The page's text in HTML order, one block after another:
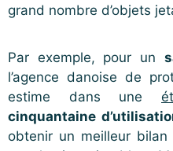
grand nombre d’objets
Par exemple, pour un
l’agence danoise de
estime dans une
cinquantaine
obtenir un meilleur bilan